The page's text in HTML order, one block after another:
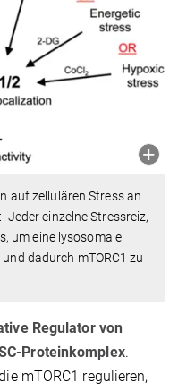
auf zellulären Stress an
Jeder einzelne Stressreiz,
um eine lysosomale
dadurch mTORC1 zu
Regulator von
Proteinkomplex.
mTORC1 regulieren,